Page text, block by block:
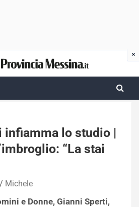
infiamma lo studio |
“La stai
Michele
e Donne, Gianni Sperti,